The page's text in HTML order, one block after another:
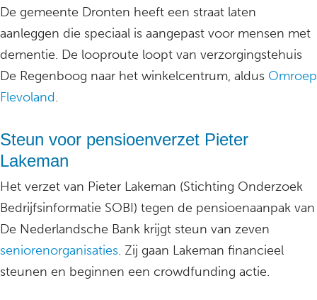
De gemeente Dronten heeft een straat laten
aanleggen die speciaal is aangepast voor mensen met
dementie. De looproute loopt van verzorgingstehuis
De Regenboog naar het winkelcentrum, aldus Omroep
Flevoland.
Steun voor pensioenverzet Pieter
Lakeman
Het verzet van Pieter Lakeman (Stichting Onderzoek
Bedrijfsinformatie SOBI) tegen de pensioenaanpak van
De Nederlandsche Bank krijgt steun van zeven
seniorenorganisaties. Zij gaan Lakeman financieel
steunen en beginnen een crowdfunding actie.